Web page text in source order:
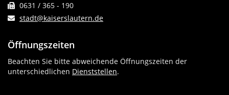
0631 / 365 - 190
stadt@kaiserslautern.de
Öffnungszeiten
Beachten Sie bitte abweichende Öffnungszeiten der
unterschiedlichen Dienststellen.